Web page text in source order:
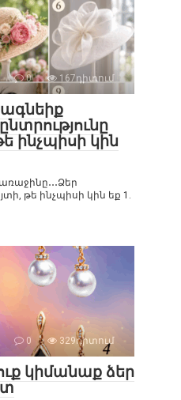
0 167դիտում
ինչպիսի կին
թե ինչպիսի կին եք 1.
0 329դիտում
կիմանաք ձեր